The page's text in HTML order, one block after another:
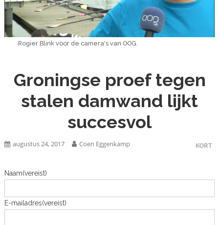
Rogier Blink voor de camera's van OOG.
Groningse proef tegen
stalen damwand lijkt
succesvol
KORT
augustus 24, 2017 Coen Eggenkamp
Naam(vereist)
E-mailadres(vereist)